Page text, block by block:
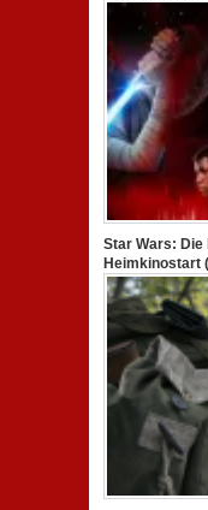
Star Wars: Die
Heimkinostart